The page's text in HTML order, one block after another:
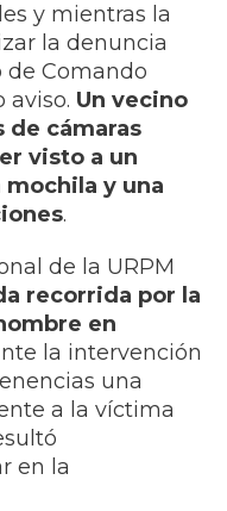
y mientras la
la denuncia
de Comando
aviso. Un vecino
de cámaras
visto a un
y una
.
de la URPM
recorrida por la
en
la intervención
una
a la víctima
en la